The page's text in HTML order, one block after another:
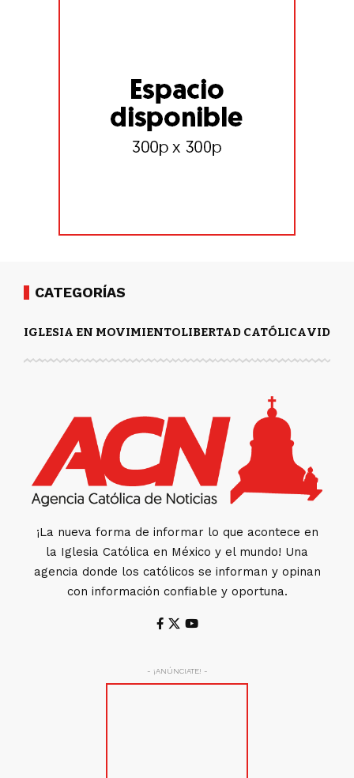
CATEGORÍAS
IGLESIA EN MOVIMIENTOLIBERTAD CATÓLICAVIDA
¡La nueva forma de informar lo que acontece en
la Iglesia Católica en México y el mundo! Una
agencia donde los católicos se informan y opinan
con información confiable y oportuna.
- ¡ANÚNCIATE! -